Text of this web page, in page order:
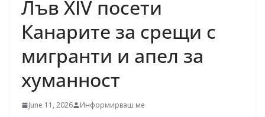
Лъв XIV посети
Канарите за срещи с
мигранти и апел за
хуманност
June 11, 2026 Информирваш ме